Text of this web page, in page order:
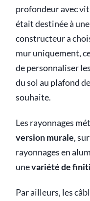
profondeur avec
était destinée à
constructeur a
mur uniquement,
de personnaliser
du sol au plafond
souhaite.
Les rayonnages
version murale,
rayonnages en
unevariété de
Par ailleurs, les